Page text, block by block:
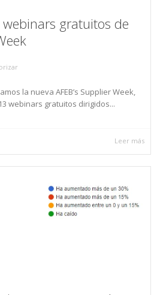
gratuitos de
la nueva AFEB’s Supplier Week,
webinars gratuitos dirigidos...
Leer más